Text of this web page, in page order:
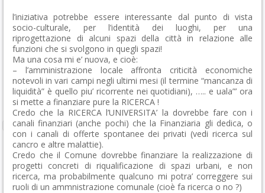
l’iniziativa potrebbe essere interessante dal punto di vista
socio-culturale, per l’identità dei luoghi, per una
riprogettazione di alcuni spazi della città in relazione alle
funzioni che si svolgono in quegli spazi!
Ma una cosa mi e’ nuova, e cioè:
– l’amministrazione locale affronta criticità economiche
notevoli in vari campi negli ultimi mesi (il termine “mancanza di
liquidità” è quello piu’ ricorrente nei quotidiani), ….. e uala”’ ora
si mette a finanziare pure la RICERCA !
Credo che la RICERCA l’UNIVERSITA’ la dovrebbe fare con i
canali finanziari (anche pochi) che la Finanziaria gli dedica, o
con i canali di offerte spontanee dei privati (vedi ricerca sul
cancro e altre malattie).
Credo che il Comune dovrebbe finanziare la realizzazione di
progetti concreti di riqualificazione di spazi urbani, e non
ricerca, ma probabilmente qualcuno mi potra’ correggere sui
ruoli di un ammnistrazione comunale (cioè fa ricerca o no ?)